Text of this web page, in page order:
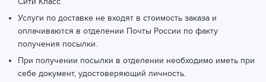
Услуги по доставке не входят в стоимость заказа и
оплачиваются в отделении Почты России по факту
получения посылки.
При получении посылки в отделении необходимо иметь при
себе документ, удостоверяющий личность.